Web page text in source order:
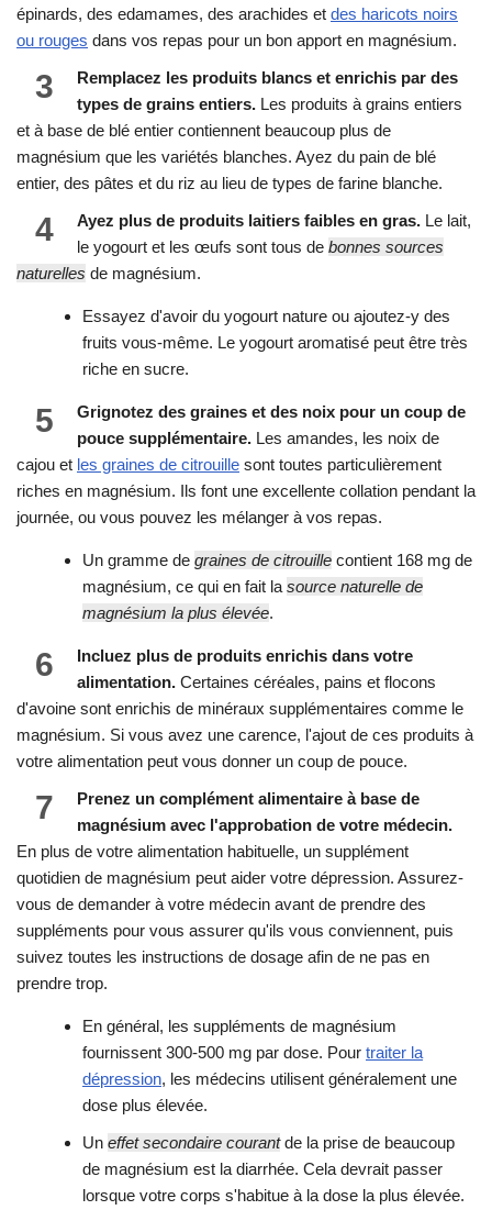
épinards, des edamames, des arachides et des haricots noirs
ou rouges dans vos repas pour un bon apport en magnésium.
3
Remplacez les produits blancs et enrichis par des
types de grains entiers. Les produits à grains entiers
et à base de blé entier contiennent beaucoup plus de
magnésium que les variétés blanches. Ayez du pain de blé
entier, des pâtes et du riz au lieu de types de farine blanche.
4 Ayez plus de produits laitiers faibles en gras. Le lait,
le yogourt et les œufs sont tous de bonnes sources
naturelles de magnésium.
Essayez d'avoir du yogourt nature ou ajoutez-y des
fruits vous-même. Le yogourt aromatisé peut être très
riche en sucre.
5
Grignotez des graines et des noix pour un coup de
pouce supplémentaire. Les amandes, les noix de
cajou et les graines de citrouille sont toutes particulièrement
riches en magnésium. Ils font une excellente collation pendant la
journée, ou vous pouvez les mélanger à vos repas.
Un gramme de graines de citrouille contient 168 mg de
magnésium, ce qui en fait la source naturelle de
magnésium la plus élevée.
6
Incluez plus de produits enrichis dans votre
alimentation. Certaines céréales, pains et flocons
d'avoine sont enrichis de minéraux supplémentaires comme le
magnésium. Si vous avez une carence, l'ajout de ces produits à
votre alimentation peut vous donner un coup de pouce.
7
Prenez un complément alimentaire à base de
magnésium avec l'approbation de votre médecin.
En plus de votre alimentation habituelle, un supplément
quotidien de magnésium peut aider votre dépression. Assurez-
vous de demander à votre médecin avant de prendre des
suppléments pour vous assurer qu'ils vous conviennent, puis
suivez toutes les instructions de dosage afin de ne pas en
prendre trop.
En général, les suppléments de magnésium
fournissent 300-500 mg par dose. Pour traiter la
dépression, les médecins utilisent généralement une
dose plus élevée.
Un effet secondaire courantde la prise de beaucoup
de magnésium est la diarrhée. Cela devrait passer
lorsque votre corps s'habitue à la dose la plus élevée.